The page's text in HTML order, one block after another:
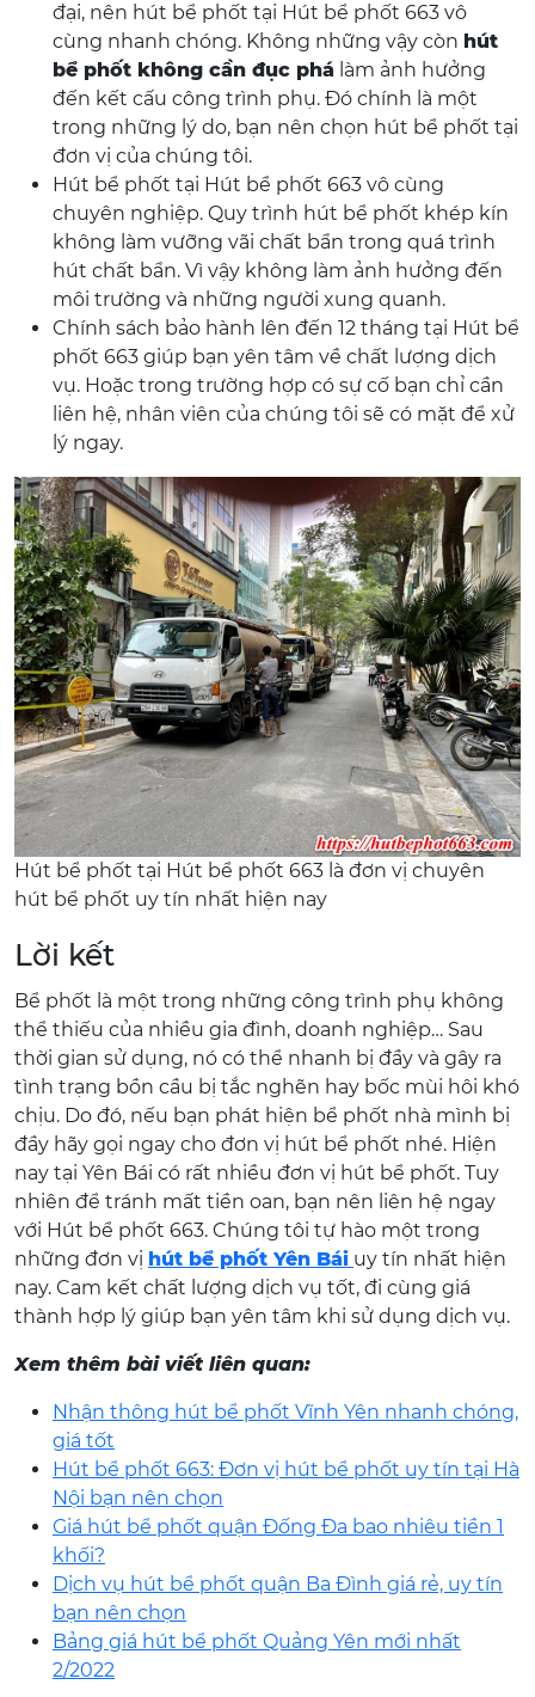
đại, nên hút bể phốt tại Hút bể phốt 663 vô
cùng nhanh chóng. Không những vậy còn hút
bể phốt không cần đục phá làm ảnh hưởng
đến kết cấu công trình phụ. Đó chính là một
trong những lý do, bạn nên chọn hút bể phốt tại
đơn vị của chúng tôi.
Hút bể phốt tại Hút bể phốt 663 vô cùng
chuyên nghiệp. Quy trình hút bể phốt khép kín
không làm vưỡng vãi chất bẩn trong quá trình
hút chất bẩn. Vì vậy không làm ảnh hưởng đến
môi trường và những người xung quanh.
Chính sách bảo hành lên đến 12 tháng tại Hút bể
phốt 663 giúp bạn yên tâm về chất lượng dịch
vụ. Hoặc trong trường hợp có sự cố bạn chỉ cần
liên hệ, nhân viên của chúng tôi sẽ có mặt để xử
lý ngay.
Hút bể phốt tại Hút bể phốt 663 là đơn vị chuyên
hút bể phốt uy tín nhất hiện nay
Lời kết
Bể phốt là một trong những công trình phụ không
thể thiếu của nhiều gia đình, doanh nghiệp… Sau
thời gian sử dụng, nó có thể nhanh bị đầy và gây ra
tình trạng bồn cầu bị tắc nghẽn hay bốc mùi hôi khó
chịu. Do đó, nếu bạn phát hiện bể phốt nhà mình bị
đầy hãy gọi ngay cho đơn vị hút bể phốt nhé. Hiện
nay tại Yên Bái có rất nhiều đơn vị hút bể phốt. Tuy
nhiên để tránh mất tiền oan, bạn nên liên hệ ngay
với Hút bể phốt 663. Chúng tôi tự hào một trong
những đơn vị hút bể phốt Yên Bái uy tín nhất hiện
nay. Cam kết chất lượng dịch vụ tốt, đi cùng giá
thành hợp lý giúp bạn yên tâm khi sử dụng dịch vụ.
Xem thêm bài viết liên quan:
Nhận thông hút bể phốt Vĩnh Yên nhanh chóng,
giá tốt
Hút bể phốt 663: Đơn vị hút bể phốt uy tín tại Hà
Nội bạn nên chọn
Giá hút bể phốt quận Đống Đa bao nhiêu tiền 1
khối?
Dịch vụ hút bể phốt quận Ba Đình giá rẻ, uy tín
bạn nên chọn
Bảng giá hút bể phốt Quảng Yên mới nhất
2/2022